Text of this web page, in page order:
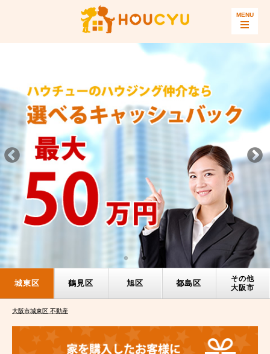
城東区 鶴見区 旭区 都島区
その他
大阪市
大阪市城東区 不動産